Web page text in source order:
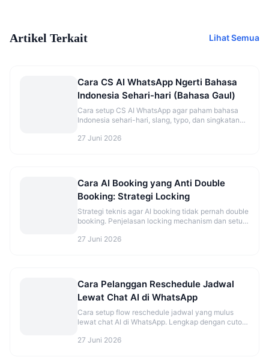
Artikel Terkait Lihat Semua
Cara CS AI WhatsApp Ngerti Bahasa
Indonesia Sehari-hari (Bahasa Gaul)
Cara setup CS AI WhatsApp agar paham bahasa
Indonesia sehari-hari, slang, typo, dan singkatan
27 Juni 2026
Cara AI Booking yang Anti Double
Booking: Strategi Locking
Strategi teknis agar AI booking tidak pernah double
booking. Penjelasan locking mechanism dan setup
27 Juni 2026
Cara Pelanggan Reschedule Jadwal
Lewat Chat AI di WhatsApp
Cara setup flow reschedule jadwal yang mulus
lewat chat AI di WhatsApp. Lengkap dengan cutoff
27 Juni 2026